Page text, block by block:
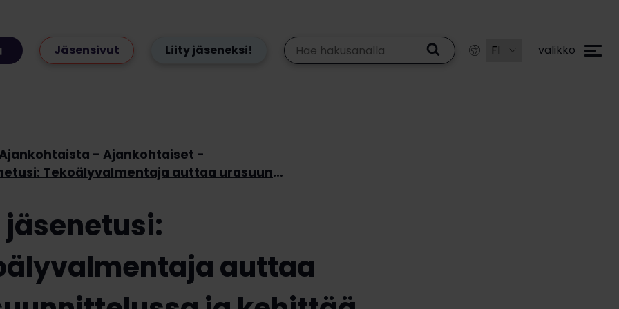
Jäsensivut Liity jäseneksi! valikko
Ajankohtaiset
Uusi jäsenetusi: Tekoälyvalmentaja auttaa urasuunnittelussa ja kehittää työnhakutaitojasi
jäsenetusi:
auttaa